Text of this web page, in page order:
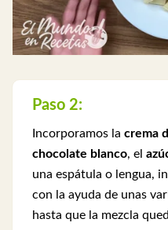
Paso 2:
Incorporamos la crema
chocolate blanco, el
una espátula o lengua,
con la ayuda de unas
hasta que la mezcla